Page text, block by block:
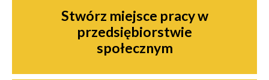
Stwórz miejsce pracy w
przedsiębiorstwie
społecznym